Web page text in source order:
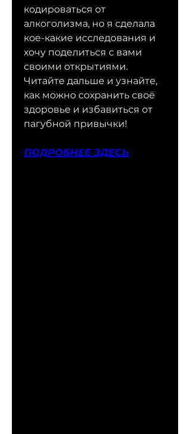
кодироваться от
алкоголизма, но я сделала
кое-какие исследования и
хочу поделиться с вами
своими открытиями.
Читайте дальше и узнайте,
как можно сохранить своё
здоровье и избавиться от
пагубной привычки!
ПОДРОБНЕЕ ЗДЕСЬ